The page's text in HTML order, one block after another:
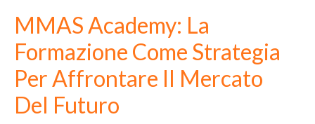
SISTEMA MMAS
BLOG
DataLab
MMAS Academy: La
Formazione Come Strategia
Per Affrontare Il Mercato
Del Futuro